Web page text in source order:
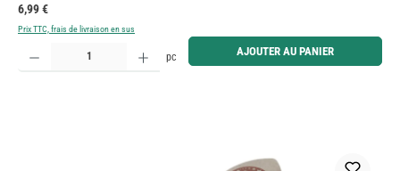
Prix régulier :
6,99 €
Prix TTC, frais de livraison en sus
Quantité de produit : Entrez la quantité souhaitée ou utilisez les boutons pour augmenter ou
pc AJOUTER AU PANIER